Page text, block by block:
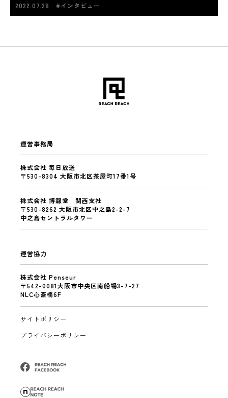
2022.07.28 #インタビュー
運営事務局
株式会社 毎日放送
〒530-8304 大阪市北区茶屋町17番1号
株式会社 博報堂 関西支社
〒530-8262 大阪市北区中之島2-2-7
中之島セントラルタワー
運営協力
株式会社 Penseur
〒542-0081大阪市中央区南船場3-7-27
NLC心斎橋6F
サイトポリシー
プライバシーポリシー